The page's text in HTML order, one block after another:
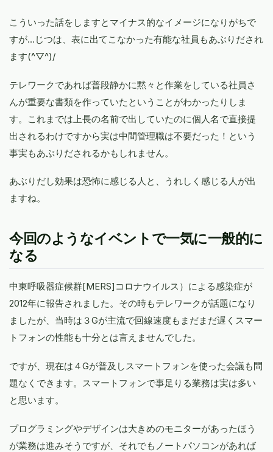
こういった話をしますとマイナス的なイメージになりがちで
すが…じつは、表に出てこなかった有能な社員もあぶりだされ
ます(^▽^)/
テレワークであれば普段静かに黙々と作業をしている社員さ
んが重要な書類を作っていたということがわかったりしま
す。これまでは上長の名前で出していたのに個人名で直接提
出されるわけですから実は中間管理職は不要だった！という
事実もあぶりだされるかもしれません。
あぶりだし効果は恐怖に感じる人と、うれしく感じる人が出
ますね。
今回のようなイベントで一気に一般的に
なる
中東呼吸器症候群[MERS]コロナウイルス）による感染症が
2012年に報告されました。その時もテレワークが話題になり
ましたが、当時は３Gが主流で回線速度もまだまだ遅くスマー
トフォンの性能も十分とは言えませんでした。
ですが、現在は４Gが普及しスマートフォンを使った会議も問
題なくできます。スマートフォンで事足りる業務は実は多い
と思います。
プログラミングやデザインは大きめのモニターがあったほう
が業務は進みそうですが、それでもノートパソコンがあれば